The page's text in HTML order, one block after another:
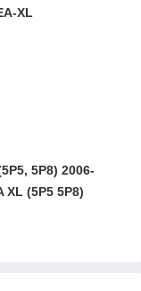
XL
5P8) 2006-
XL (5P5 5P8)